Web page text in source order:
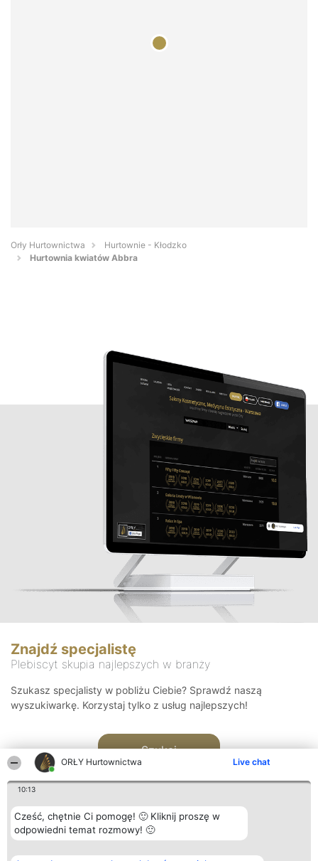
ORŁY Hurtownictwa Live chat
10:13
Cześć, chętnie Ci pomogę! 🙂 Kliknij proszę w
odpowiedni temat rozmowy! 🙂
Orły Hurtownictwa
Hurtownie - Kłodzko
Hurtownia kwiatów Abbra
Znajdź specjalistę
Plebiscyt skupia najlepszych w branży
Szukasz specjalisty w pobliżu Ciebie? Sprawdź naszą
wyszukiwarkę. Korzystaj tylko z usług najlepszych!
Szukaj
Organizator plebiscytu Plebiscyt Kontakt